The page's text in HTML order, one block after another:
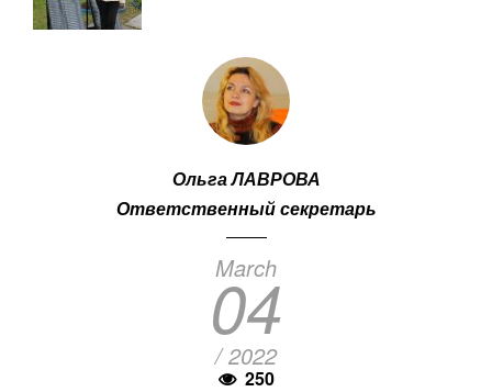
Ольга ЛАВРОВА
Ответственный секретарь
March
04
/ 2022
250